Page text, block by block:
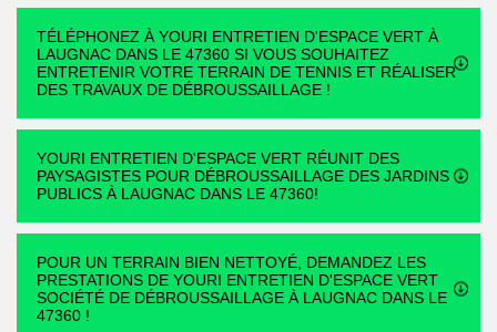
TÉLÉPHONEZ À YOURI ENTRETIEN D'ESPACE VERT À
LAUGNAC DANS LE 47360 SI VOUS SOUHAITEZ
ENTRETENIR VOTRE TERRAIN DE TENNIS ET RÉALISER
DES TRAVAUX DE DÉBROUSSAILLAGE !
YOURI ENTRETIEN D'ESPACE VERT RÉUNIT DES
PAYSAGISTES POUR DÉBROUSSAILLAGE DES JARDINS
PUBLICS À LAUGNAC DANS LE 47360!
POUR UN TERRAIN BIEN NETTOYÉ, DEMANDEZ LES
PRESTATIONS DE YOURI ENTRETIEN D'ESPACE VERT
SOCIÉTÉ DE DÉBROUSSAILLAGE À LAUGNAC DANS LE
47360 !